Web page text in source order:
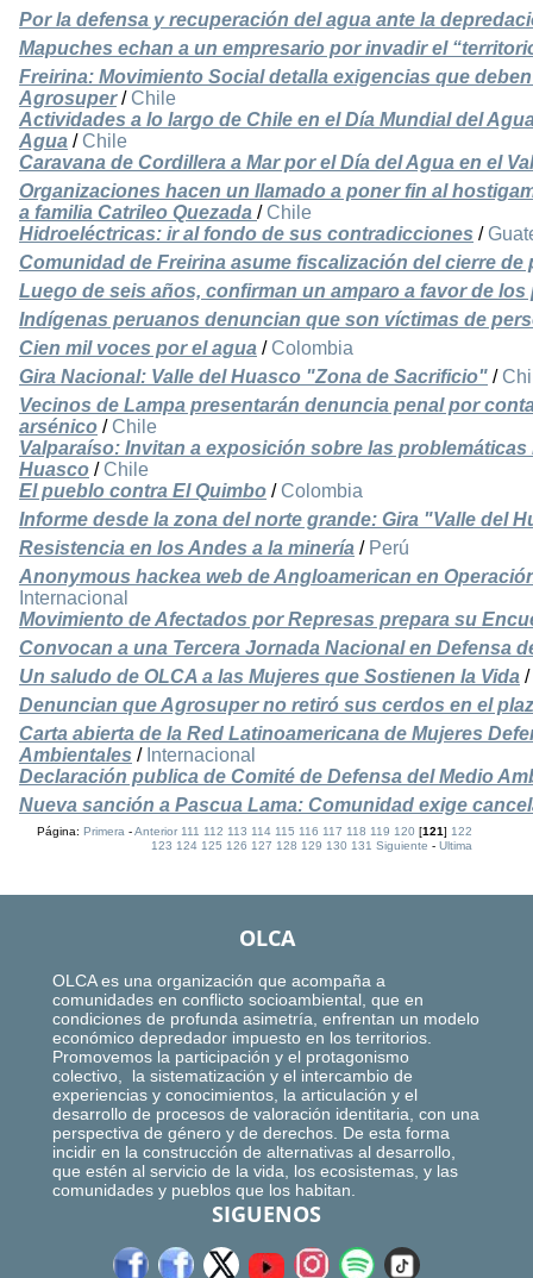
Por la defensa y recuperación del agua ante la
Mapuches echan a un empresario por invadir el
Freirina: Movimiento Social detalla exigencias que
Agrosuper/ Chile
Actividades a lo largo de Chile en el Día Mundial del
Agua / Chile
Caravana de Cordillera a Mar por el Día del Agua en el
Organizaciones hacen un llamado a poner fin al
a familia Catrileo Quezada / Chile
Hidroeléctricas: ir al fondo de sus contradicciones /
Comunidad de Freirina asume fiscalización del cierre de
Luego de seis años, confirman un amparo a favor de
Indígenas peruanos denuncian que son víctimas de
Cien mil voces por el agua / Colombia
Gira Nacional: Valle del Huasco "Zona de Sacrificio" /
Vecinos de Lampa presentarán denuncia penal por
arsénico / Chile
Valparaíso: Invitan a exposición sobre las
Huasco / Chile
El pueblo contra El Quimbo / Colombia
Informe desde la zona del norte grande: Gira "Valle del
Resistencia en los Andes a la minería / Perú
Anonymous hackea web de Angloamerican en
Internacional
Movimiento de Afectados por Represas prepara su
Convocan a una Tercera Jornada Nacional en Defensa
Un saludo de OLCA a las Mujeres que Sostienen la Vida /
Denuncian que Agrosuper no retiró sus cerdos en el
Carta abierta de la Red Latinoamericana de Mujeres
Ambientales / Internacional
Declaración publica de Comité de Defensa del Medio
Nueva sanción a Pascua Lama: Comunidad exige
Página:Primera -Anterior 111 112 113 114 115 116 117 118 119 120 [121]122
123 124 125 126 127 128 129 130 131 Siguiente -Ultima
OLCA
OLCA es una organización que acompaña a
comunidades en conflicto socioambiental, que en
condiciones de profunda asimetría, enfrentan un modelo
económico depredador impuesto en los territorios.
Promovemos la participación y el protagonismo
colectivo, la sistematización y el intercambio de
experiencias y conocimientos, la articulación y el
desarrollo de procesos de valoración identitaria, con una
perspectiva de género y de derechos. De esta forma
incidir en la construcción de alternativas al desarrollo,
que estén al servicio de la vida, los ecosistemas, y las
comunidades y pueblos que los habitan.
SIGUENOS